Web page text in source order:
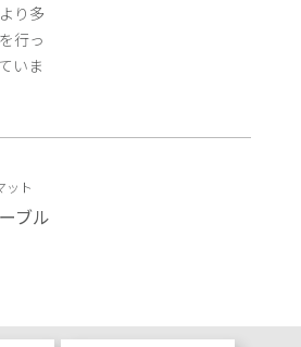
り多
行っ
いま
ット